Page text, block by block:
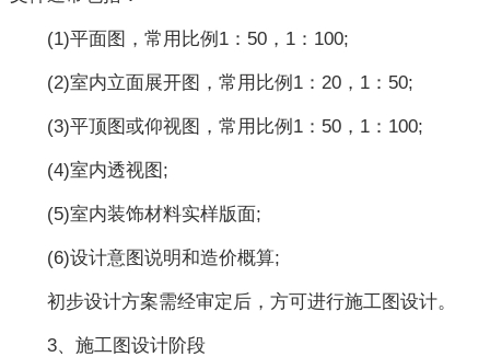
(1)平面图，常用比例1：50，1：100;
(2)室内立面展开图，常用比例1：20，1：50;
(3)平顶图或仰视图，常用比例1：50，1：100;
(4)室内透视图;
(5)室内装饰材料实样版面;
(6)设计意图说明和造价概算;
初步设计方案需经审定后，方可进行施工图设计。
3、施工图设计阶段